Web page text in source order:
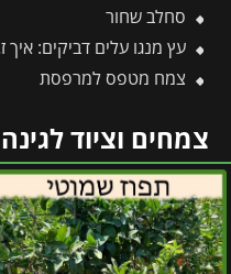
סחלב שחור
עץ מנגו עלים דביקים: איך זה נגרם, מהם הנזקים וכיצד מטפלים בהצלחה?
צמח מטפס למרפסת
צמחים וציוד לגינה